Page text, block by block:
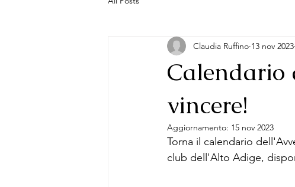
Calendario
vincere!
Claudia Ruffino 13 nov 2023
Aggiornamento: 15 nov 2023
Torna il calendario
club dell'Alto Adige,